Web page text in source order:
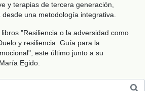
y terapias de tercera generación,
una metodología integrativa.
"Resiliencia o la adversidad como
y resiliencia. Guía para la
este último junto a su
Egido.